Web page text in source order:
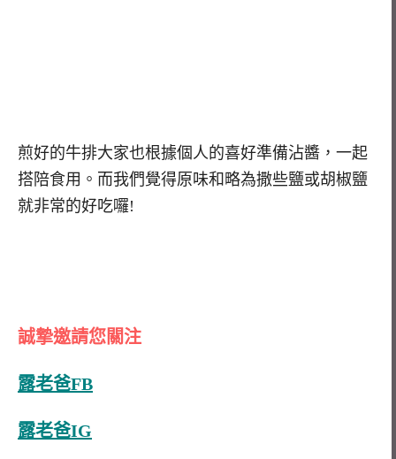
煎好的牛排大家也根據個人的喜好準備沾醬，一起
搭陪食用。而我們覺得原味和略為撒些鹽或胡椒鹽
就非常的好吃囉!
誠摯邀請您關注
露老爸FB
露老爸IG